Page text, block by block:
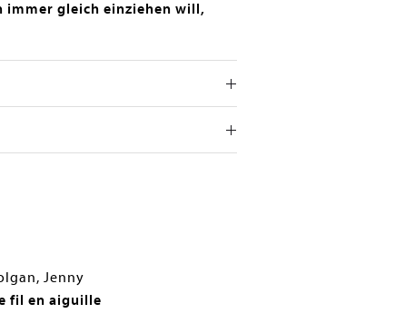
immer gleich einziehen will,
Jenny
fil en aiguille